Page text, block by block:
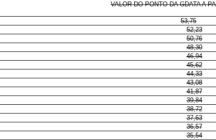
VALOR DO PONTO DA GDATA A
53,75
52,23
50,76
48,30
46,94
45,62
44,33
43,08
41,87
39,84
38,72
37,63
36,57
35,54